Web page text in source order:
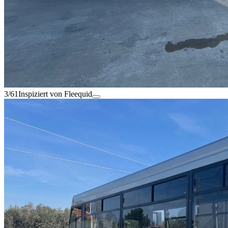
3/61Inspiziert von Fleequid